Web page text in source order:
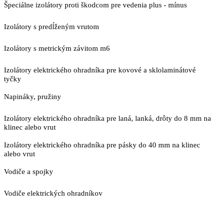
Špeciálne izolátory proti škodcom pre vedenia plus - mínus
Izolátory s predĺženým vrutom
Izolátory s metrickým závitom m6
Izolátory elektrického ohradníka pre kovové a sklolaminátové
tyčky
Napináky, pružiny
Izolátory elektrického ohradníka pre laná, lanká, drôty do 8 mm na
klinec alebo vrut
Izolátory elektrického ohradníka pre pásky do 40 mm na klinec
alebo vrut
Vodiče a spojky
Vodiče elektrických ohradníkov